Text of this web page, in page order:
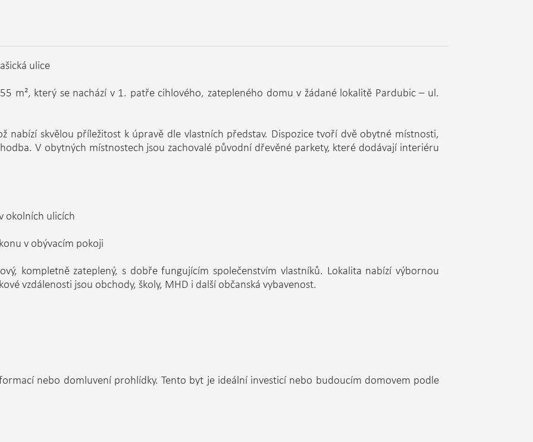
ulice
m², který se nachází v 1. patře cihlového, zatepleného domu v žádané lokalitě Pardubic – ul.
nabízí skvělou příležitost k úpravě dle vlastních představ. Dispozice tvoří dvě obytné místnosti,
V obytných místnostech jsou zachovalé původní dřevěné parkety, které dodávají interiéru
okolních ulicích
v obývacím pokoji
kompletně zateplený, s dobře fungujícím společenstvím vlastníků. Lokalita nabízí výbornou
vzdálenosti jsou obchody, školy, MHD i další občanská vybavenost.
nebo domluvení prohlídky. Tento byt je ideální investicí nebo budoucím domovem podle